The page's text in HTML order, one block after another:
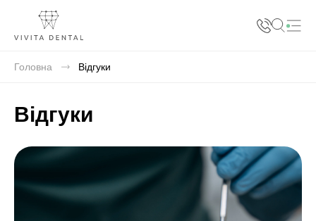
Головна Відгуки
Відгуки